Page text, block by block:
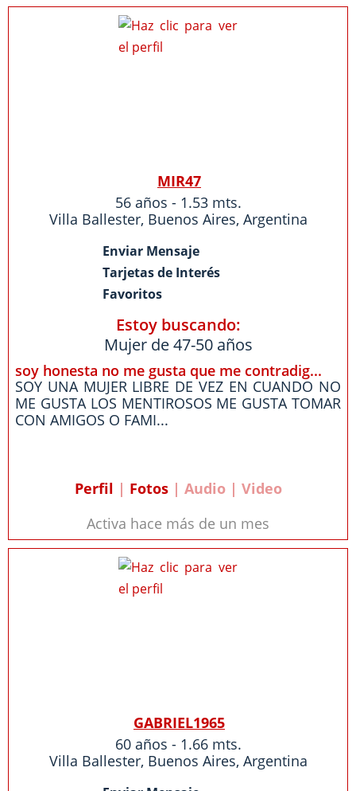
MIR47
56 años - 1.53 mts.
Villa Ballester, Buenos Aires, Argentina
Enviar Mensaje
Tarjetas de Interés
Favoritos
Estoy buscando:
Mujer de 47-50 años
soy honesta no me gusta que me contradig...
SOY UNA MUJER LIBRE DE VEZ EN CUANDO NO
ME GUSTA LOS MENTIROSOS ME GUSTA TOMAR
CON AMIGOS O FAMI...
Perfil | Fotos| Audio | Video
Activa hace más de un mes
GABRIEL1965
60 años - 1.66 mts.
Villa Ballester, Buenos Aires, Argentina